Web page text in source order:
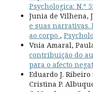
Psychologica: N.º
Junia de Vilhena,
e suas
ao corpo ,
Vnia Amaral,
contribuição do
para o afecto
Eduardo J.
Cristina P.